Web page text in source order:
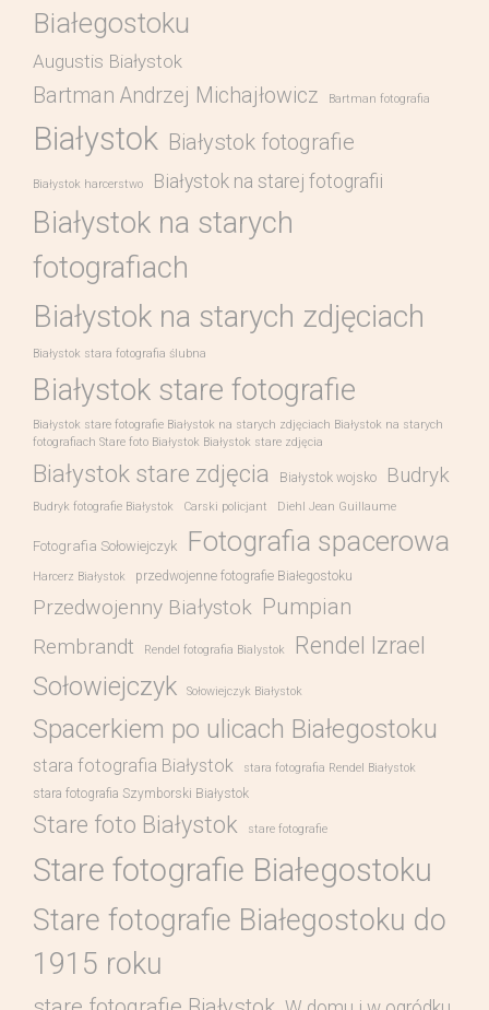
Białegostoku
Augustis Białystok
Bartman Andrzej Michajłowicz Bartman fotografia
Białystok Białystok fotografie
Białystok harcerstwo Białystok na starej fotografii
Białystok na starych
fotografiach
Białystok na starych zdjęciach
Białystok stara fotografia ślubna
Białystok stare fotografie
Białystok stare fotografie Białystok na starych zdjęciach Białystok na starych
fotografiach Stare foto Białystok Białystok stare zdjęcia
Białystok stare zdjęcia Białystok wojsko Budryk
Budryk fotografie Białystok Carski policjant Diehl Jean Guillaume
Fotografia Sołowiejczyk Fotografia spacerowa
Harcerz Białystok przedwojenne fotografie Białegostoku
Przedwojenny Białystok Pumpian
Rembrandt Rendel fotografia Bialystok Rendel Izrael
Sołowiejczyk Sołowiejczyk Białystok
Spacerkiem po ulicach Białegostoku
stara fotografia Białystok stara fotografia Rendel Białystok
stara fotografia Szymborski Białystok
Stare foto Białystok stare fotografie
Stare fotografie Białegostoku
Stare fotografie Białegostoku do
1915 roku